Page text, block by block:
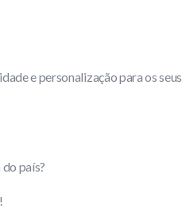
e personalização para os seus
país?